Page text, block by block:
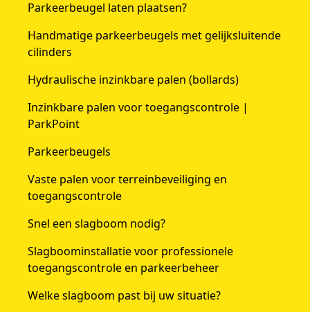
Parkeerbeugel laten plaatsen?
Handmatige parkeerbeugels met gelijksluitende
cilinders
Hydraulische inzinkbare palen (bollards)
Inzinkbare palen voor toegangscontrole |
ParkPoint
Parkeerbeugels
Vaste palen voor terreinbeveiliging en
toegangscontrole
Snel een slagboom nodig?
Slagboominstallatie voor professionele
toegangscontrole en parkeerbeheer
Welke slagboom past bij uw situatie?